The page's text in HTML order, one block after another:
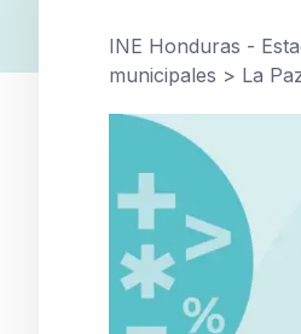
INE Honduras -
municipales > La